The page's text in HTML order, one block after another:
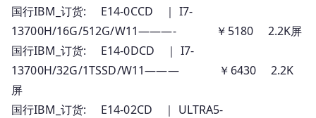
国行IBM_订货: E14-0CCD ｜ I7-
13700H/16G/512G/W11———- ￥5180 2.2K屏
国行IBM_订货: E14-0DCD ｜ I7-
13700H/32G/1TSSD/W11——— ￥6430 2.2K
屏
国行IBM_订货: E14-02CD ｜ ULTRA5-